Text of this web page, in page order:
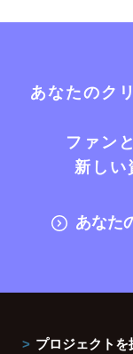
あなたのク
ファン
新しい
あなた
プロジェクトを